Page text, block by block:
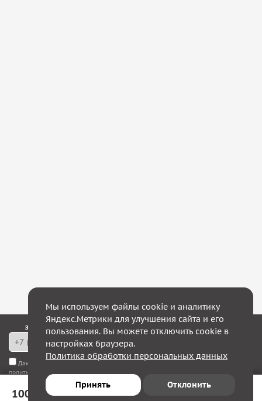
100 ₽
Закажите обратный звонок — в течение 10 минут мы с Вами свяжемся!
Даю согласие на обработку моих персональных данных
политикой конфиденциальности
Мы используем файлы cookie и аналитику
Яндекс.Метрики для улучшения сайта и его
пользования. Вы можете отключить cookie в
настройках браузера.
Политика обработки персональных данных
Принять Отклонить